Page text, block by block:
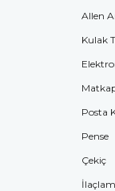
Allen
Kulak
Posta
Pense
Çekiç